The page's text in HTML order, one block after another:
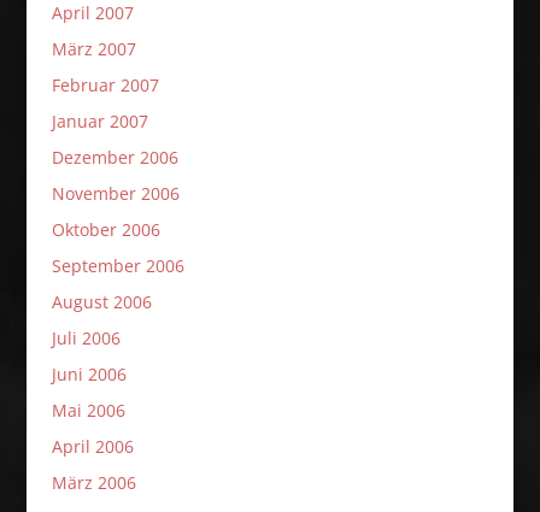
April 2007
März 2007
Februar 2007
Januar 2007
Dezember 2006
November 2006
Oktober 2006
September 2006
August 2006
Juli 2006
Juni 2006
Mai 2006
April 2006
März 2006